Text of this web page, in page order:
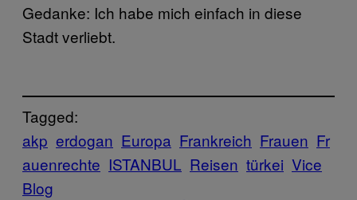
Gedanke: Ich habe mich einfach in diese
Stadt verliebt.
Tagged:
akp erdogan Europa Frankreich Frauen Fr
auenrechte ISTANBUL Reisen türkei Vice
Blog